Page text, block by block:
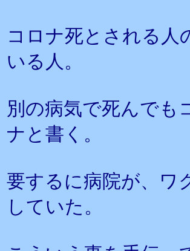
コロナ死とされる人
いる人。
別の病気で死んでも
ナと書く。
要するに病院が、ワ
していた。